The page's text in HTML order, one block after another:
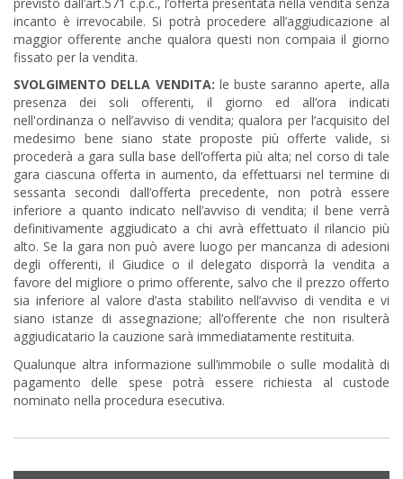
incanto è irrevocabile. Si potrà procedere all’aggiudicazione al
maggior offerente anche qualora questi non compaia il giorno
fissato per la vendita.
SVOLGIMENTO DELLA VENDITA: le buste saranno aperte, alla
presenza dei soli offerenti, il giorno ed all’ora indicati
nell'ordinanza o nell’avviso di vendita; qualora per l’acquisito del
medesimo bene siano state proposte più offerte valide, si
procederà a gara sulla base dell’offerta più alta; nel corso di tale
gara ciascuna offerta in aumento, da effettuarsi nel termine di
sessanta secondi dall’offerta precedente, non potrà essere
inferiore a quanto indicato nell’avviso di vendita; il bene verrà
definitivamente aggiudicato a chi avrà effettuato il rilancio più
alto. Se la gara non può avere luogo per mancanza di adesioni
degli offerenti, il Giudice o il delegato disporrà la vendita a
favore del migliore o primo offerente, salvo che il prezzo offerto
sia inferiore al valore d’asta stabilito nell’avviso di vendita e vi
siano istanze di assegnazione; all’offerente che non risulterà
aggiudicatario la cauzione sarà immediatamente restituita.
Qualunque altra informazione sull’immobile o sulle modalità di
pagamento delle spese potrà essere richiesta al custode
nominato nella procedura esecutiva.